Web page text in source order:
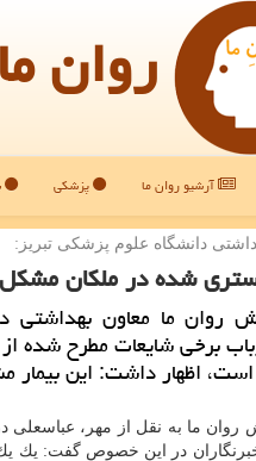
روان ما
آرشیو روان ما پزشکی
دانشگاه علوم پزشكی تبریز:
شده در ملكان
روان ما معاون بهداشتی
برخی شایعات مطرح شده از
است، اظهار داشت: این
روان ما به نقل از مهر،
در این خصوص گفت: یك یك